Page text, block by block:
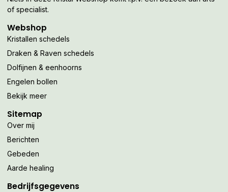
of specialist.
Webshop
Kristallen schedels
Draken & Raven schedels
Dolfijnen & eenhoorns
Engelen bollen
Bekijk meer
Sitemap
Over mij
Berichten
Gebeden
Aarde healing
Bedrijfsgegevens